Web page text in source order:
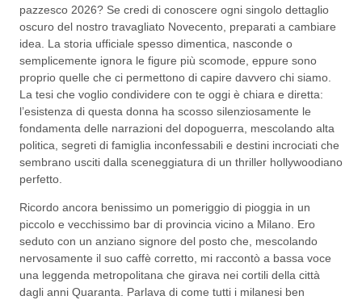
pazzesco 2026? Se credi di conoscere ogni singolo dettaglio
oscuro del nostro travagliato Novecento, preparati a cambiare
idea. La storia ufficiale spesso dimentica, nasconde o
semplicemente ignora le figure più scomode, eppure sono
proprio quelle che ci permettono di capire davvero chi siamo.
La tesi che voglio condividere con te oggi è chiara e diretta:
l’esistenza di questa donna ha scosso silenziosamente le
fondamenta delle narrazioni del dopoguerra, mescolando alta
politica, segreti di famiglia inconfessabili e destini incrociati che
sembrano usciti dalla sceneggiatura di un thriller hollywoodiano
perfetto.
Ricordo ancora benissimo un pomeriggio di pioggia in un
piccolo e vecchissimo bar di provincia vicino a Milano. Ero
seduto con un anziano signore del posto che, mescolando
nervosamente il suo caffè corretto, mi raccontò a bassa voce
una leggenda metropolitana che girava nei cortili della città
dagli anni Quaranta. Parlava di come tutti i milanesi ben